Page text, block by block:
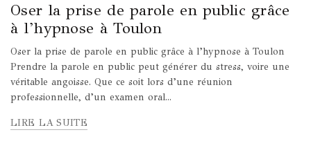
Oser la prise de parole en public grâce
à l’hypnose à Toulon
Oser la prise de parole en public grâce à l’hypnose à Toulon
Prendre la parole en public peut générer du stress, voire une
véritable angoisse. Que ce soit lors d’une réunion
professionnelle, d’un examen oral...
LIRE LA SUITE